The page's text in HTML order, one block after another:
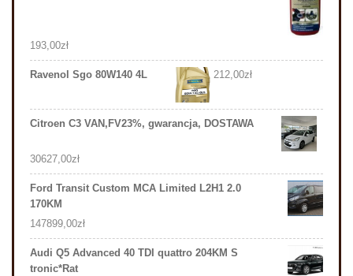
193,00zł
Ravenol Sgo 80W140 4L 212,00zł
Citroen C3 VAN,FV23%, gwarancja, DOSTAWA
30627,00zł
Ford Transit Custom MCA Limited L2H1 2.0
170KM
147899,00zł
Audi Q5 Advanced 40 TDI quattro 204KM S
tronic*Rat